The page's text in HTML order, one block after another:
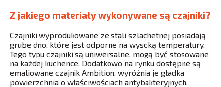
Z jakiego materiały wykonywane są czajniki?
Czajniki wyprodukowane ze stali szlachetnej posiadają
grube dno, które jest odporne na wysoką temperatury.
Tego typu czajniki są uniwersalne, mogą być stosowane
na każdej kuchence. Dodatkowo na rynku dostępne są
emaliowane czajnik Ambition, wyróżnia je gładka
powierzchnia o właściwościach antybakteryjnych.